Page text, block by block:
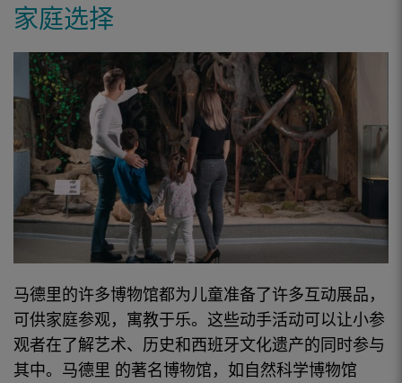
家庭选择
马德里的许多博物馆都为儿童准备了许多互动展品，
可供家庭参观，寓教于乐。这些动手活动可以让小参
观者在了解艺术、 历史和西班牙文化遗产的同时参与
其中。 马德里 的著名博物馆，如自然科学博物馆